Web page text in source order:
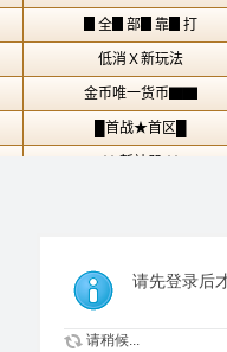
请先登录后
请稍候...